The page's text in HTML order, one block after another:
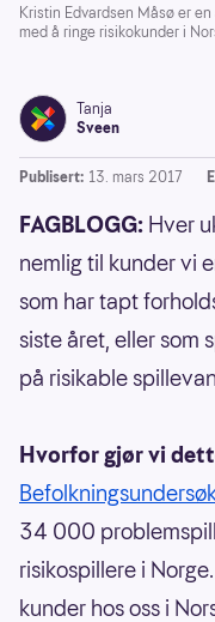
Kristin Edvardsen Måsø er
med å ringe risikokunder i
Tanja
Sveen
Publisert: 13. mars 2017
FAGBLOGG: Hver
nemlig til kunder vi
som har tapt
siste året, eller som
på risikable
Hvorfor gjør vi
34 000
risikospillere i
kunder hos oss i